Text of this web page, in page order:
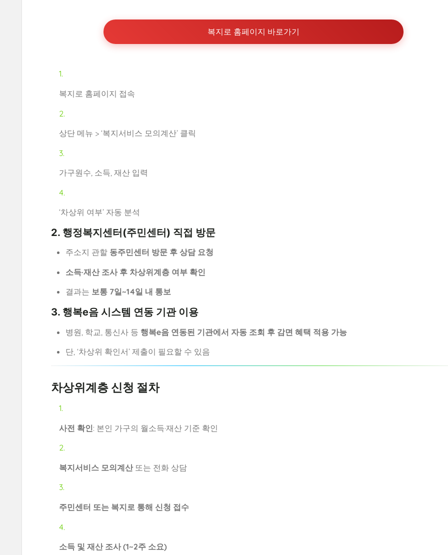
복지로 홈페이지 바로가기
복지로 홈페이지 접속
상단 메뉴 > ‘복지서비스 모의계산’ 클릭
가구원수, 소득, 재산 입력
‘차상위 여부’ 자동 분석
2. 행정복지센터(주민센터) 직접 방문
주소지 관할 동주민센터 방문 후 상담 요청
소득·재산 조사 후 차상위계층 여부 확인
결과는 보통 7일~14일 내 통보
3. 행복e음 시스템 연동 기관 이용
병원, 학교, 통신사 등 행복e음 연동된 기관에서 자동 조회 후 감면 혜택 적용 가능
단, ‘차상위 확인서’ 제출이 필요할 수 있음
차상위계층 신청 절차
사전 확인: 본인 가구의 월소득·재산 기준 확인
복지서비스 모의계산또는 전화 상담
주민센터 또는 복지로 통해 신청 접수
소득 및 재산 조사 (1~2주 소요)